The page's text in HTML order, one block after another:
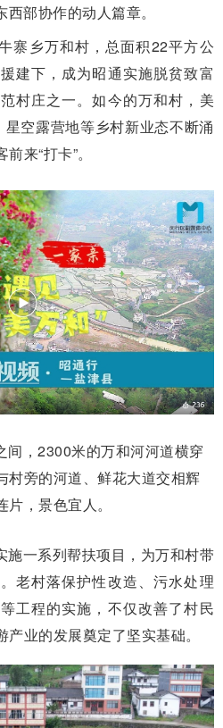
部协作的动人篇章。
寨乡万和村，总面积22平方公
建下，成为昭通实施脱贫致富
村庄之一。如今的万和村，美
星空露营地等乡村新业态不断涌
来“打卡”。
间，2300米的万和河河道横穿
村旁的河道、鲜花大道交相辉
，景色宜人。
施一系列帮扶项目，为万和村带
老村落保护性改造、污水处理
工程的实施，不仅改善了村民
业的发展奠定了坚实基础。